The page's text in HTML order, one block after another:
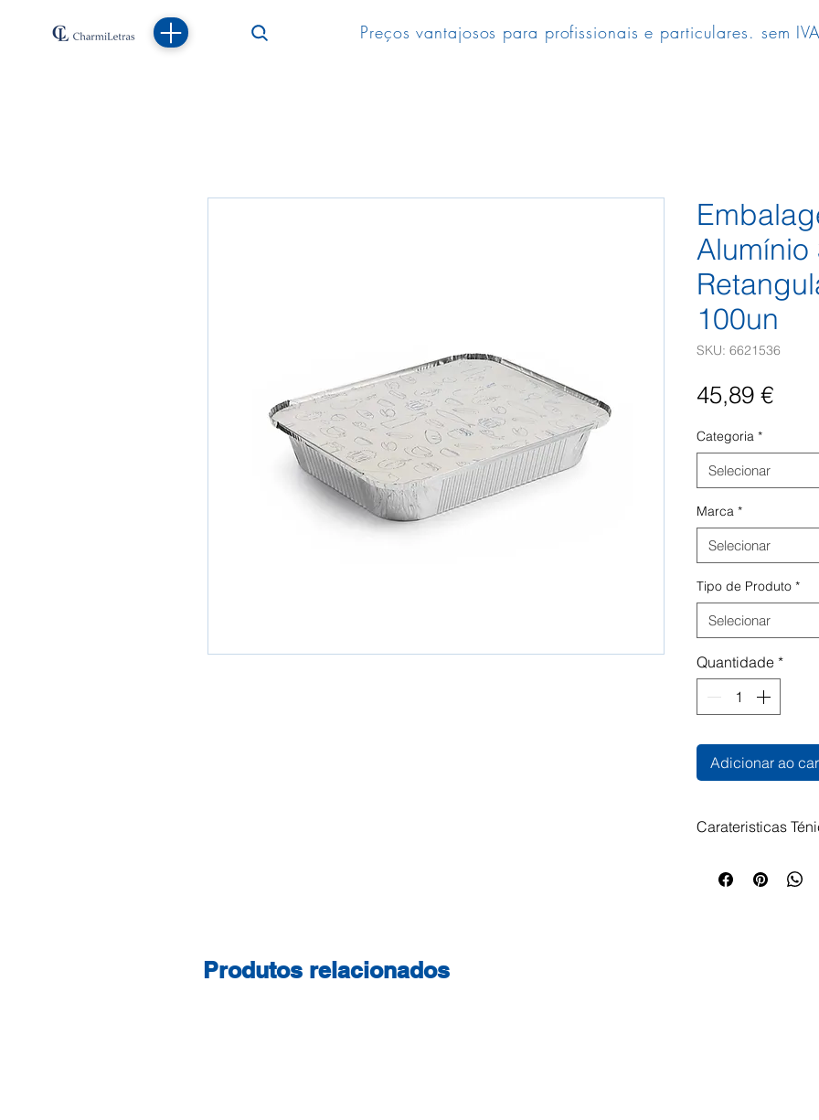
Preços vantajosos para profissionais e particulares. sem
Alumínio
100un
SKU: 6621536
45,89 €Preço
Categoria *
Selecionar
Marca *
Selecionar
Tipo de Produto *
Selecionar
Quantidade *
Adicionar ao
Carateristicas
conservação de
Produtos relacionados